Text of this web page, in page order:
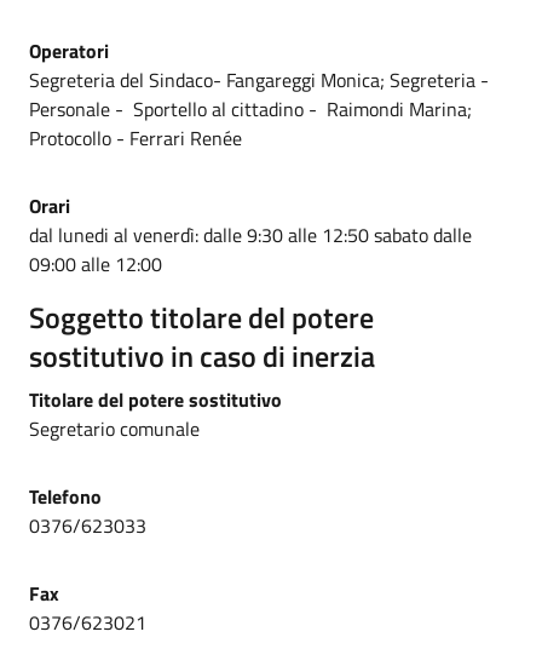
Operatori
Segreteria del Sindaco- Fangareggi Monica; Segreteria -
Personale - Sportello al cittadino - Raimondi Marina;
Protocollo - Ferrari Renée
Orari
dal lunedi al venerdì: dalle 9:30 alle 12:50 sabato dalle
09:00 alle 12:00
Soggetto titolare del potere
sostitutivo in caso di inerzia
Titolare del potere sostitutivo
Segretario comunale
Telefono
0376/623033
Fax
0376/623021